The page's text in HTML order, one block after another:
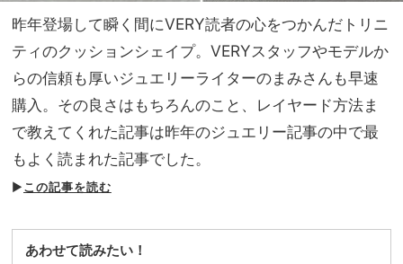
昨年登場して瞬く間にVERY読者の心をつかんだトリニ
ティのクッションシェイプ。VERYスタッフやモデルか
らの信頼も厚いジュエリーライターのまみさんも早速
購入。その良さはもちろんのこと、レイヤード方法ま
で教えてくれた記事は昨年のジュエリー記事の中で最
もよく読まれた記事でした。
▶この記事を読む
あわせて読みたい！